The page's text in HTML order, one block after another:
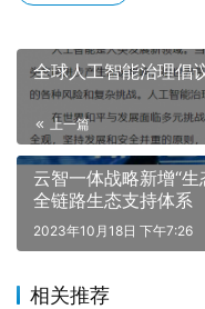
全球人工智能治理倡
上一篇
云智一体战略新增“
全链路生态支持体系
2023年10月18日 下午7:26
相关推荐